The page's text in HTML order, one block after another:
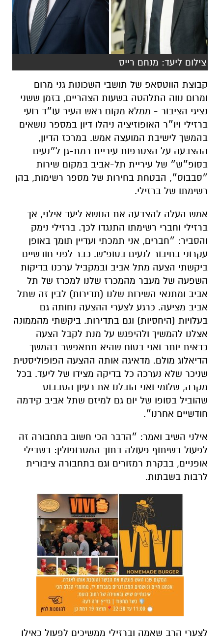
צילום ליעד: מנחם רייס
קבוצת הווטסאפ של תושבי השכונות גני מרום
ומרום נווה התלהטה בשעות הצהריים, בזמן ששני
נציגי הציבור - ממלא מקום ראש העיר עו״ד רועי
ברזילי ויו״ר האופוזיציה ניהלו דיון במספר נושאים
בהמשך לישיבת המועצה אמש. במרכז הדיון,
ההצבעה על הצטרפות עיריית רמת-גן ל״נעים
בסופ״ש״ של עיריית תל-אביב במקום שירות
״סבבוס״, הבטחת בחירות של מספר רשימות, בהן
רשימתו של ברזילי.
אמש העלה להצבעה את הנושא ליעד אילני, אך
ברזילי וחברי רשימתו התנגדו לכך. ברזילי נימק
והסביר: ״חברים, אני תמכתי ועדיין תומך באופן
עקרוני בחיבור לנעים בסופ"ש. כבר לפני חודשיים
ביקשתי הצעה מתל אביב ובמקביל ערכנו בדיקות
השפעה של מעבר מהמכרז שלנו למכרז של תל
אביב ומתנאי השירות שלנו (תדירות) לבין זה שתל
אביב מציעה. כרגע לצערי ההצעה נחותה גם
בעלויות (היחסיות) וגם בתדירות. ביקשתי מהממונה
אצלנו להמשיך ולהיפגש על מנת לקבל הצעה
כדאית יותר ואני בטוח שהיא תתאפשר בהמשך
הדיאלוג מולם. מדאיגה אותה ההצעה הפופוליסטית
שניכר שלא נערכה כל בדיקה מצידו של ליעד. בכל
מקרה, שלומי ואני הובלנו את רעיון הסבבוס
שהוביל בסופו של יום גם למיזם שתל אביב קידמה
חודשיים אחרנו״.
אילני השיב ואמר: ״הדבר הכי חשוב בתחבורה זה
לפעול בשיתוף פעולה בתוך המטרופולין: בשבילי
אופניים, בבקרת רמזורים וגם בתחבורה ציבורית
לרבות בשבתות.
לצערי הרב שאמה וברזילי ממשיכים לפעול כאילו
שרמת גן היא אי בודד ולא חלק ממטרופולין, בטענה
ש"רמת גן צריכה להיות עצמאית ולא בת חסות של
עיריית תל אביב". שירות נעים בסופ"ש של עיריית
תל אביב משרת 13 רשויות מקומיות, על יתרונות
הקישוריות והתנועה מעיר לעיר שיש לשיתוף פעולה
שכזה. בהיבט העלויות, תל אביב נושאת בעלויות
הקילומטראז' מרגע שהאוטובוס נכנס לקו הכחול
שלה. כבר בהיבט של הנקודה הזו, אם רמת-גן
תצטרף היא תחסוך שליש לפחות מהעלויות, שכן